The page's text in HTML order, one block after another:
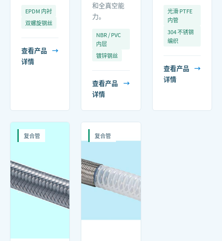
EPDM 内衬
双螺旋钢丝
查看产品
详情
→
和全真空能
力。
NBR / PVC
内层
镀锌钢丝
查看产品
详情
→
光滑 PTFE
内管
304 不锈钢
编织
查看产品
详情
→
复合管 复合管